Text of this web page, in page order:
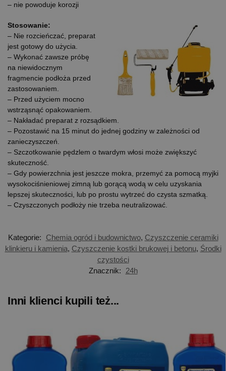
– nie powoduje korozji
Stosowanie:
– Nie rozcieńczać, preparat
jest gotowy do użycia.
– Wykonać zawsze próbę
na niewidocznym
fragmencie podłoża przed
zastosowaniem.
– Przed użyciem mocno
wstrząsnąć opakowaniem.
– Nakładać preparat z rozsądkiem.
– Pozostawić na 15 minut do jednej godziny w zależności od
zanieczyszczeń.
– Szczotkowanie pędzlem o twardym włosi może zwiększyć
skuteczność.
– Gdy powierzchnia jest jeszcze mokra, przemyć za pomocą myjki
wysokociśnieniowej zimną lub gorącą wodą w celu uzyskania
lepszej skuteczności, lub po prostu wytrzeć do czysta szmatką.
– Czyszczonych podłoży nie trzeba neutralizować.
Kategorie: Chemia ogród i budownictwo, Czyszczenie ceramiki
klinkieru i kamienia, Czyszczenie kostki brukowej i betonu, Środki
czystości
Znacznik:
24h
Inni klienci kupili też...